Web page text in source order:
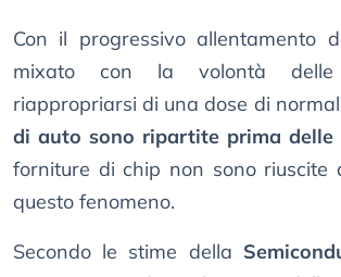
Con il progressivo allentamento
mixato con la volontà
riappropriarsi di una dose di
di auto sono ripartite prima delle
forniture di chip non sono riuscite
questo fenomeno.
Secondo le stime della